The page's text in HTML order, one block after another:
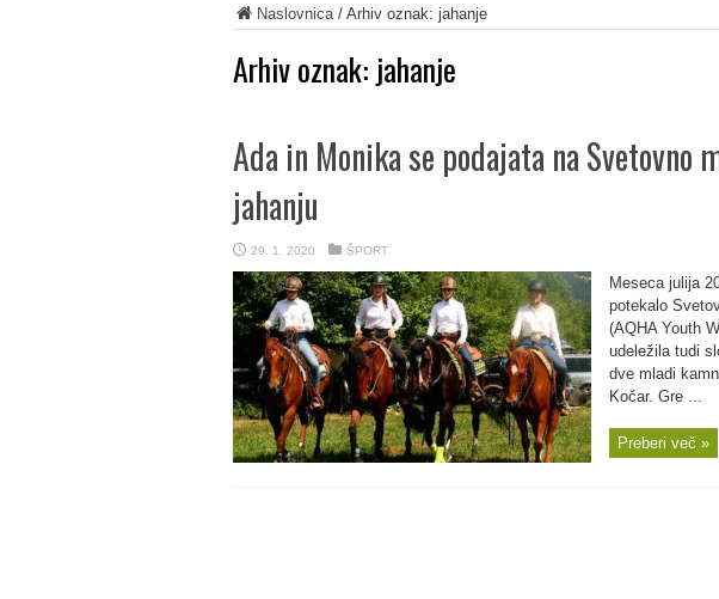
Naslovnica/ Arhiv oznak: jahanje
Arhiv oznak: jahanje
Ada in Monika se podajata na Svetovno
jahanju
29. 1. 2020 ŠPORT
Meseca julija
potekalo
(AQHA Youth
udeležila tudi
dve mladi
Kočar. Gre ...
Preberi več »